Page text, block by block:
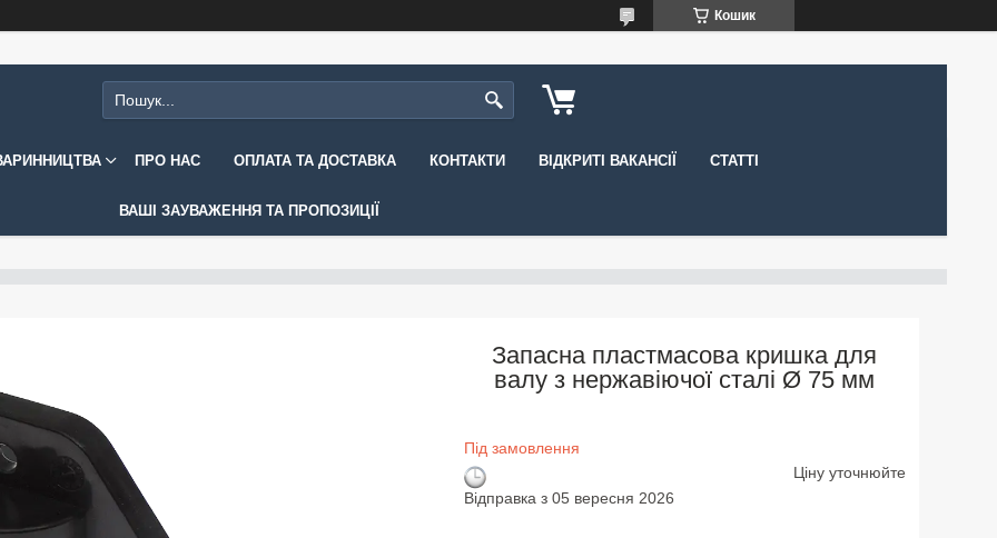
Кошик
ПРО НАС ОПЛАТА ТА ДОСТАВКА КОНТАКТИ ВІДКРИТІ ВАКАНСІЇ СТАТТІ
ВАШІ ЗАУВАЖЕННЯ ТА ПРОПОЗИЦІЇ
Запасна пластмасова кришка для
валу з нержавіючої сталі Ø 75 мм
Під замовлення
Відправка з 05 вересня 2026
Ціну уточнюйте